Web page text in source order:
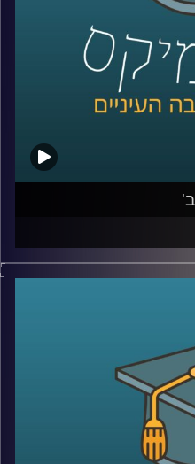
התכנון בצמוד
.
הושפעה
היצירה ההטרוגנית
הבמה
ויצירה
החיפושים
על הלהקות